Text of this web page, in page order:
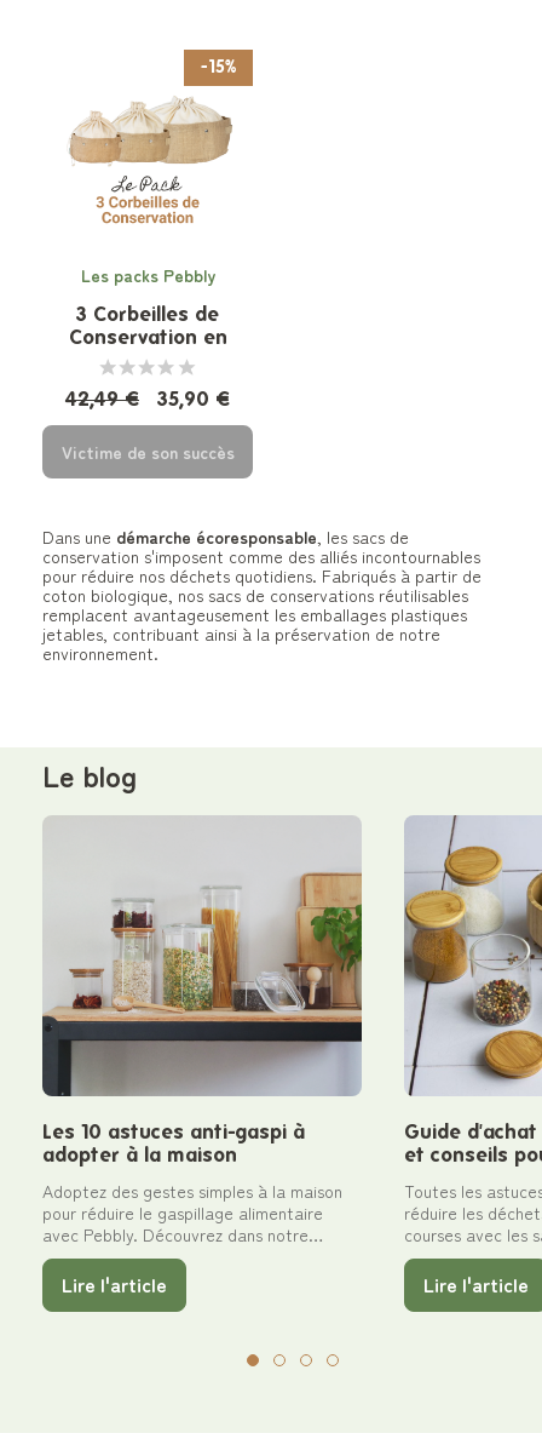
-15%
Les packs Pebbly
3 Corbeilles de
Conservation en
coton bio
42,49 €
35,90 €
Victime de son succès
Dans une démarche écoresponsable , les sacs de
conservation s'imposent comme des alliés incontournables
pour réduire nos déchets quotidiens. Fabriqués à partir de
coton biologique, nos sacs de conservations réutilisables
remplacent avantageusement les emballages plastiques
jetables, contribuant ainsi à la préservation de notre
environnement.
Le blog
Les 10 astuces anti-gaspi à
adopter à la maison
Adoptez des gestes simples à la maison
pour réduire le gaspillage alimentaire
avec Pebbly. Découvrez dans notre
article les 10 astuces anti-gaspi faciles à
instaurer chez vous, pour économiser de
l'argent et préserver notre planète.
Lire l'article
Guide
et conseils
Toutes les
réduire les
courses avec les
Lire l'article